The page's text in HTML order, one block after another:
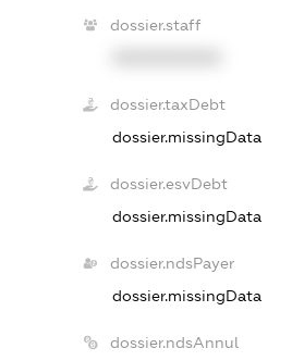
dossier.staff
dossier.taxDebt
dossier.missingData
dossier.esvDebt
dossier.missingData
dossier.ndsPayer
dossier.missingData
dossier.ndsAnnul